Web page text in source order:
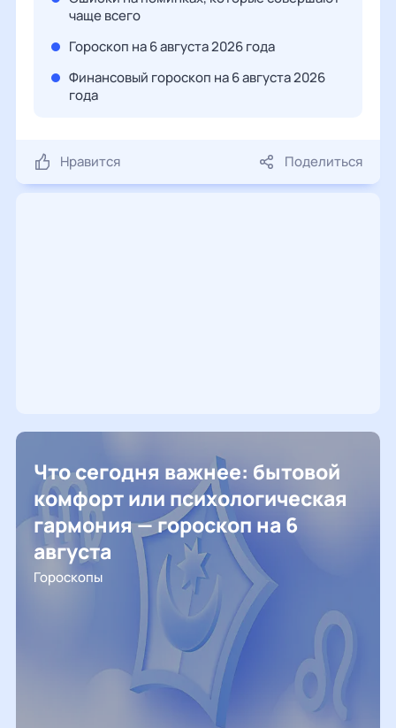
чаще всего
Гороскоп на 6 августа 2026 года
Финансовый гороскоп на 6 августа 2026
года
Нравится Поделиться
Что сегодня важнее: бытовой
комфорт или психологическая
гармония — гороскоп на 6
августа
Гороскопы